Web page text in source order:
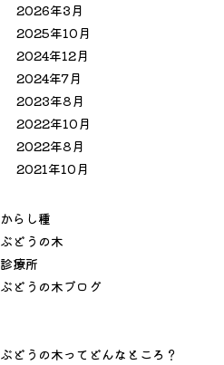
2026年3月
2025年10月
2024年12月
2024年7月
2023年8月
2022年10月
2022年8月
2021年10月
から し種
ぶ ど う の木
診療所
ぶ ど う の木ブロ グ
ぶどうの木ってどんなところ？